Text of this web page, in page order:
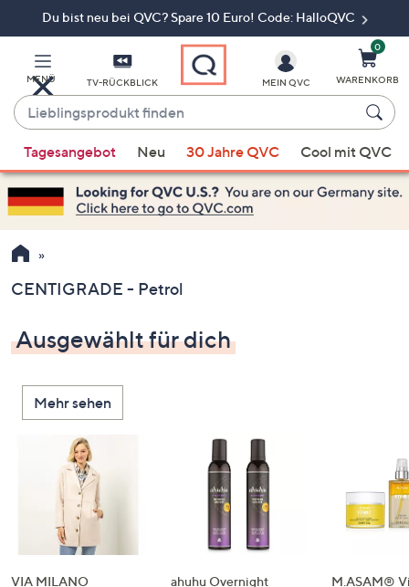
Du bist neu bei QVC? Spare 10 Euro! Code: HalloQVC
MENÜ TV-RÜCKBLICK
Lieblingsprodukt
finden
Vorschläge
verfügbar
sind,
verwenden
Sie
Pfeiltasten
oben
und
nach
unten
oder
Geräten
nach
links
MEIN QVC
0
WARENKORB
Tagesangebot Neu 30 Jahre QVC Cool mit QVC
CENTIGRADE - Petrol
Ausgewählt für dich
Mehr sehen
VIA MILANO
ahuhu Overnight
M.ASAM®